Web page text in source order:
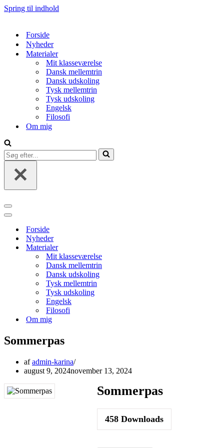
Spring til indhold
Forside
Nyheder
Materialer
Mit klasseværelse
Dansk mellemtrin
Dansk udskoling
Tysk mellemtrin
Tysk udskoling
Engelsk
Filosofi
Om mig
Søg
efter...
Navigation
menu
Navigation
Forside
Nyheder
Materialer
Mit klasseværelse
Dansk mellemtrin
Dansk udskoling
Tysk mellemtrin
Tysk udskoling
Engelsk
Filosofi
Om mig
Sommerpas
afadmin-karina
august 9, 2024november 13, 2024
Sommerpas
458Downloads